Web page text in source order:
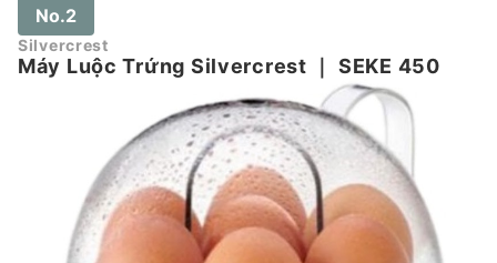
No.2
Silvercrest
Máy Luộc Trứng Silvercrest SEKE 450